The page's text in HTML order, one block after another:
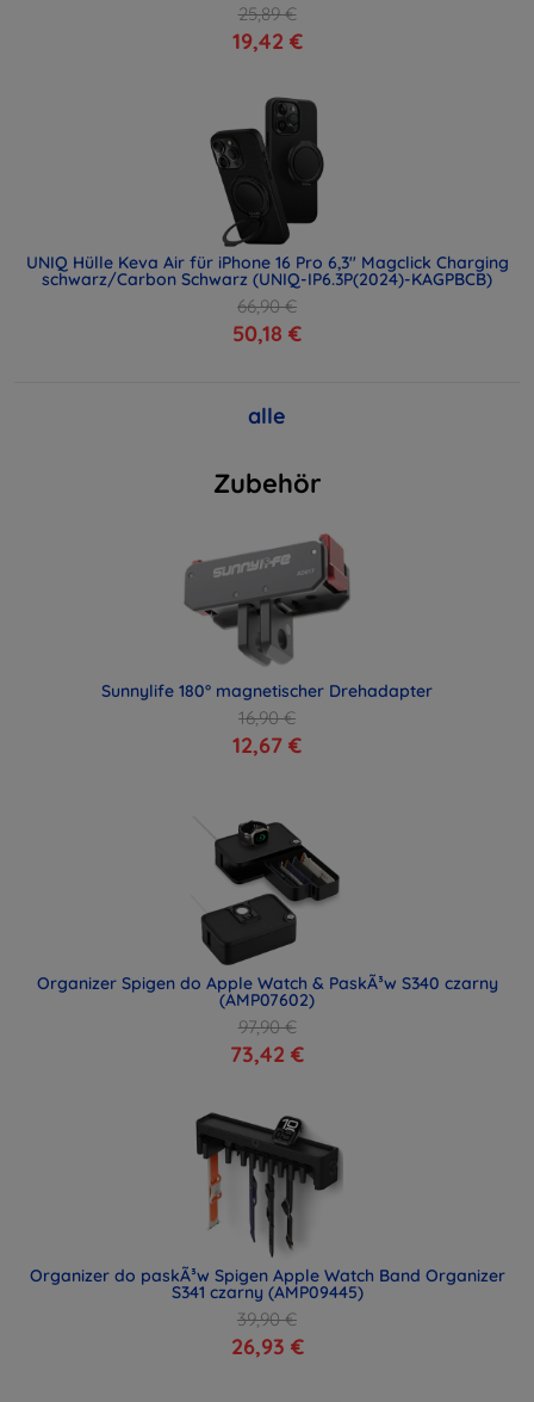
25,89 €
19,42 €
UNIQ Hülle Keva Air für iPhone 16 Pro 6,3" Magclick Charging
schwarz/Carbon Schwarz (UNIQ-IP6.3P(2024)-KAGPBCB)
66,90 €
50,18 €
alle
Zubehör
Sunnylife 180° magnetischer Drehadapter
16,90 €
12,67 €
Organizer Spigen do Apple Watch & PaskÃ³w S340 czarny
(AMP07602)
97,90 €
73,42 €
Organizer do paskÃ³w Spigen Apple Watch Band Organizer
S341 czarny (AMP09445)
39,90 €
26,93 €